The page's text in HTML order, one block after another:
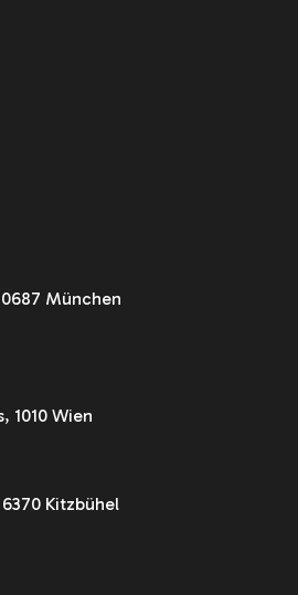
München
1010 Wien
Kitzbühel